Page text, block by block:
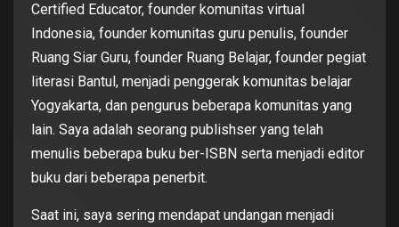
Certified Educator, founder komunitas virtual
Indonesia, founder komunitas guru penulis, founder
Ruang Siar Guru, founder Ruang Belajar, founder pegiat
literasi Bantul, menjadi penggerak komunitas belajar
Yogyakarta, dan pengurus beberapa komunitas yang
lain. Saya adalah seorang publishser yang telah
menulis beberapa buku ber-ISBN serta menjadi editor
buku dari beberapa penerbit.
Saat ini, saya sering mendapat undangan menjadi